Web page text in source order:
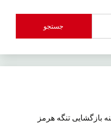
بازگشایی تنگه هرمز